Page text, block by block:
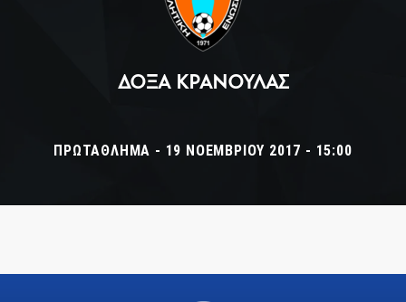
ΔΌΞΑ ΚΡΑΝΟΎΛΑΣ
ΠΡΩΤΆΘΛΗΜΑ - 19 ΝΟΕΜΒΡΊΟΥ 2017 - 15:00